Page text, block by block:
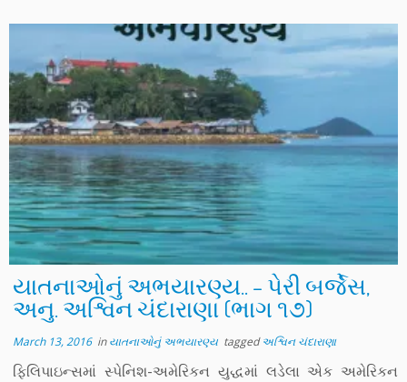
યાતનાઓનું અભયારણ્ય.. – પેરી બર્જેસ,
અનુ. અશ્વિન ચંદારાણા (ભાગ ૧૭)
March 13, 2016inયાતનાઓનું અભયારણ્ય taggedઅશ્વિન ચંદારાણા
ફિલિપાઇન્સમાં સ્પેનિશ-અમેરિકન યુદ્ધમાં લડેલા એક અમેરિકન